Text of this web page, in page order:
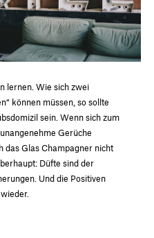
lernen. Wie sich zwei
können müssen, so sollte
sein. Wenn sich zum
Gerüche
das Glas Champagner nicht
Düfte sind der
Und die Positiven